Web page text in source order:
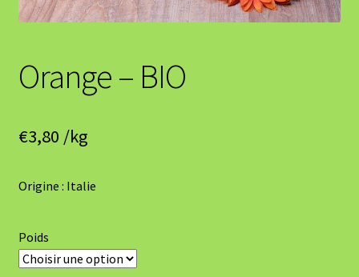
Orange – BIO
€3,80 /kg
Origine : Italie
Poids